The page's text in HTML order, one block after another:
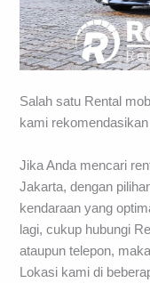
Salah satu Rental
kami
Jika Anda mencari
Jakarta, dengan
kendaraan yang
lagi, cukup hubungi
ataupun telepon,
Lokasi kami di